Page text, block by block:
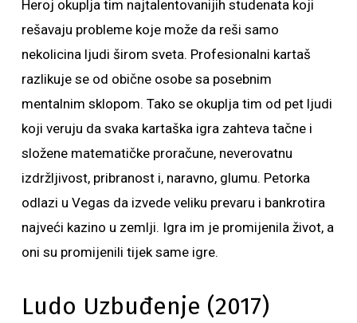
Heroj okuplja tim najtalentovanijih studenata koji
rešavaju probleme koje može da reši samo
nekolicina ljudi širom sveta. Profesionalni kartaš
razlikuje se od obične osobe sa posebnim
mentalnim sklopom. Tako se okuplja tim od pet ljudi
koji veruju da svaka kartaška igra zahteva tačne i
složene matematičke proračune, neverovatnu
izdržljivost, pribranost i, naravno, glumu. Petorka
odlazi u Vegas da izvede veliku prevaru i bankrotira
najveći kazino u zemlji. Igra im je promijenila život, a
oni su promijenili tijek same igre.
Ludo Uzbuđenje (2017)